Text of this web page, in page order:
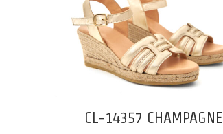
CL-14357 CHAMPAGNE